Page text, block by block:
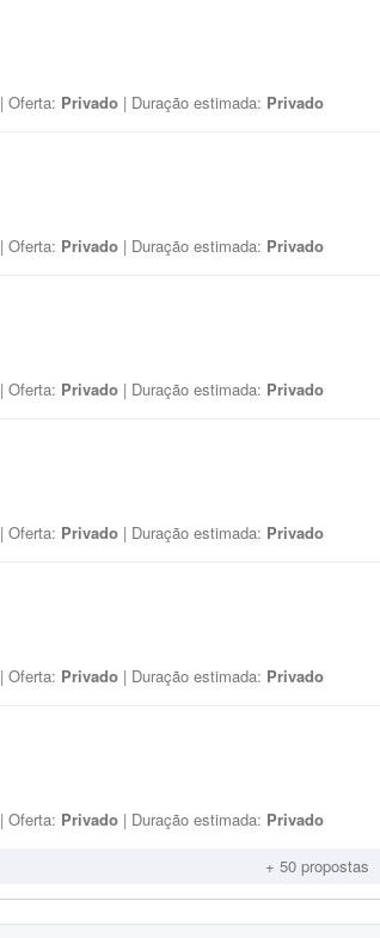
| Oferta: Privado | Duração estimada: Privado
| Oferta: Privado | Duração estimada: Privado
| Oferta: Privado | Duração estimada: Privado
| Oferta: Privado | Duração estimada: Privado
| Oferta: Privado | Duração estimada: Privado
| Oferta: Privado | Duração estimada: Privado
+ 50 propostas